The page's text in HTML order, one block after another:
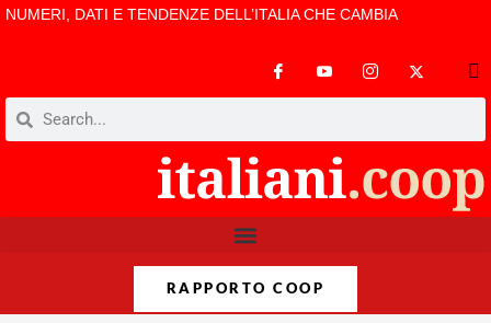
NUMERI, DATI E TENDENZE DELL’ITALIA CHE CAMBIA
RAPPORTO COOP